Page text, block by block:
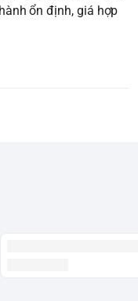
ổn định, giá hợp